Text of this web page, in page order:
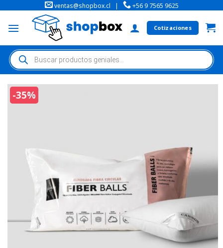
ventas@shopbox.cl | +56 9 7565 9625
Cotizaciones
-35%